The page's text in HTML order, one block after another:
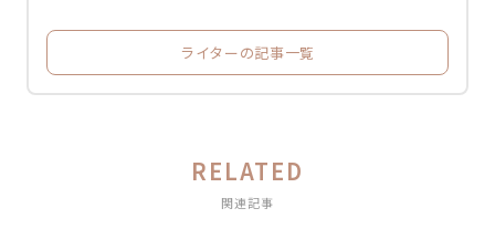
ライターの記事一覧
RELATED
関連記事